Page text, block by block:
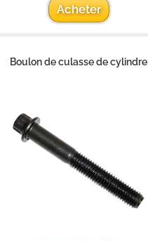
Acheter
Boulon de culasse de cylindre